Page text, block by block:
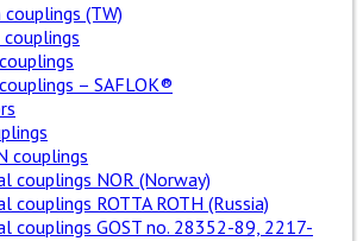
couplings (TW)
– SAFLOK®
couplings
couplings NOR (Norway)
couplings ROTTA ROTH (Russia)
couplings GOST no. 28352-89, 2217-